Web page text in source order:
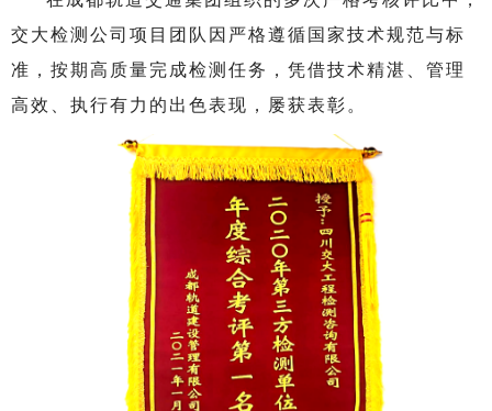
交大检测公司项目团队因严格遵循国家技术规范与标
准，按期高质量完成检测任务，凭借技术精湛、管理
高效、执行有力的出色表现，屡获表彰。